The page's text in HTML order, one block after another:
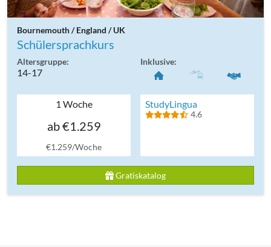
Bournemouth / England / UK
Schülersprachkurs
Altersgruppe:
14-17
Inklusive:
1 Woche
ab €1.259
€1.259/Woche
StudyLingua
4.6
Gratiskatalog